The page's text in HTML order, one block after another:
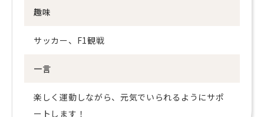
趣味
サッカー、F1観戦
一言
楽しく運動しながら、元気でいられるようにサポ
ートします！